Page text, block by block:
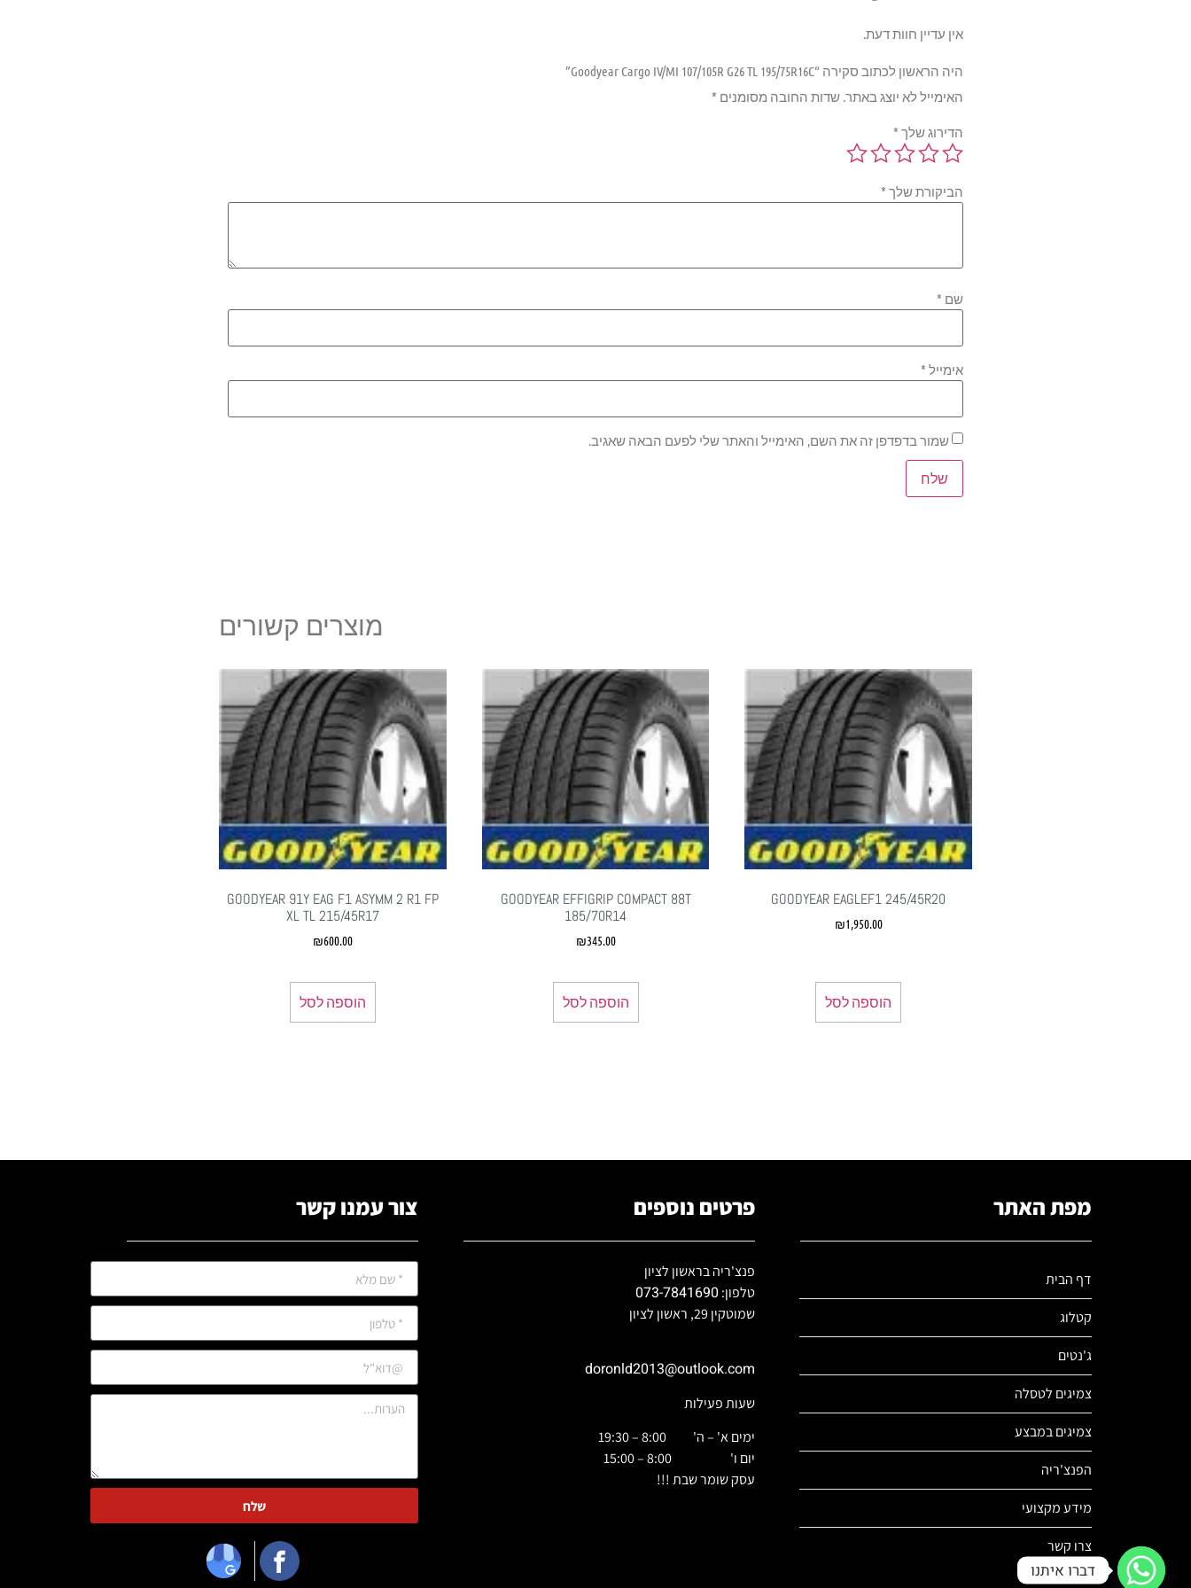
אין עדיין חוות דעת.
היה הראשון לכתוב סקירה “Goodyear Cargo IV/MI 107/105R G26 TL 195/75R16C”
האימייל לא יוצג באתר. שדות החובה מסומנים *
הדירוג שלך *
הביקורת שלך *
שם *
אימייל *
שמור בדפדפן זה את השם, האימייל והאתר שלי לפעם הבאה שאגיב.
מוצרים קשורים
GOODYEAR EAGLEF1 245/45R20
₪1,950.00
הוספה לסל
‏GOODYEAR EFFIGRIP COMPACT 88T
185/70R14
₪345.00
הוספה לסל
‏GOODYEAR 91Y EAG F1 ASYMM 2 R1 FP
XL TL 215/45R17
₪600.00
הוספה לסל
מפת האתר
דף הבית
קטלוג
ג'נטים
צמיגים לטסלה
צמיגים במבצע
הפנצ'ריה
מידע מקצועי
צרו קשר
פרטים נוספים
פנצ'ריה בראשון לציון
טלפון:073-7841690
שמוטקין 29, ראשון לציון
doronld2013@outlook.com
שעות פעילות
ימים א' – ה' 8:00 – 19:30
יום ו' 8:00 – 15:00
עסק שומר שבת !!!
צור עמנו קשר
שלח
דברו איתנו